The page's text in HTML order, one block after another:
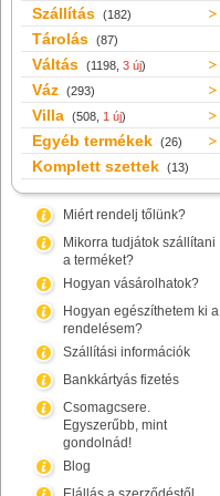
Szállítás (182)
Tárolás (87)
Váltás (1198, 3 új)
Váz (293)
Villa (508, 1 új)
Egyéb termékek (26)
Komplett szettek (13)
Miért rendelj tőlünk?
Mikorra tudjátok szállítani
a terméket?
Hogyan vásárolhatok?
Hogyan egészíthetem ki a
rendelésem?
Szállítási információk
Bankkártyás fizetés
Csomagcsere.
Egyszerűbb, mint
gondolnád!
Blog